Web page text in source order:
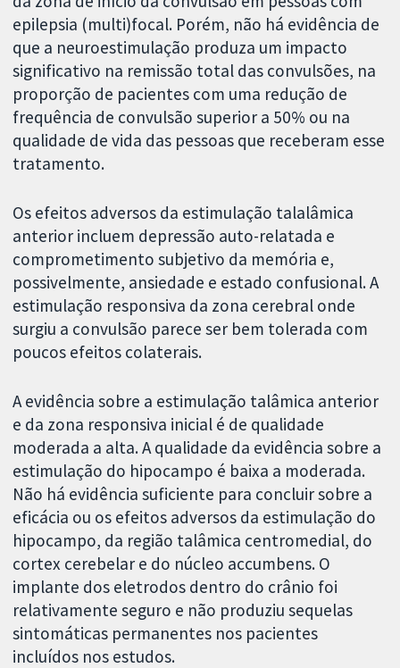
epilepsia (multi)focal. Porém, não há evidência de
que a neuroestimulação produza um impacto
significativo na remissão total das convulsões, na
proporção de pacientes com uma redução de
frequência de convulsão superior a 50% ou na
qualidade de vida das pessoas que receberam esse
tratamento.
Os efeitos adversos da estimulação talalâmica
anterior incluem depressão auto-relatada e
comprometimento subjetivo da memória e,
possivelmente, ansiedade e estado confusional. A
estimulação responsiva da zona cerebral onde
surgiu a convulsão parece ser bem tolerada com
poucos efeitos colaterais.
A evidência sobre a estimulação talâmica anterior
e da zona responsiva inicial é de qualidade
moderada a alta. A qualidade da evidência sobre a
estimulação do hipocampo é baixa a moderada.
Não há evidência suficiente para concluir sobre a
eficácia ou os efeitos adversos da estimulação do
hipocampo, da região talâmica centromedial, do
cortex cerebelar e do núcleo accumbens. O
implante dos eletrodos dentro do crânio foi
relativamente seguro e não produziu sequelas
sintomáticas permanentes nos pacientes
incluídos nos estudos.